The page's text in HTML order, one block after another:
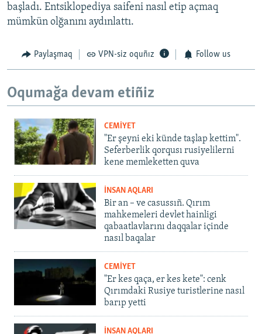
başladı. Entsiklopediya saifeni nasıl etip açmaq
mümkün olğanını aydınlattı.
Paylaşmaq VPN-siz oquñız Follow us
Oqumağa devam etiñiz
CEMİYET
"Er şeyni eki künde taşlap kettim".
Seferberlik qorqusı rusiyelilerni
kene memleketten quva
İNSAN AQLARI
Bir an – ve casussıñ. Qırım
mahkemeleri devlet hainligi
qabaatlavlarını daqqalar içinde
nasıl baqalar
CEMİYET
"Er kes qaça, er kes kete": cenk
Qırımdaki Rusiye turistlerine nasıl
barıp yetti
İNSAN AQLARI